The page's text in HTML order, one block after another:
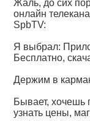
Жаль, до сих
онлайн
SpbTV:
Я выбрал:
Бесплатно,
Держим в
Бывает, хочешь
узнать цены,